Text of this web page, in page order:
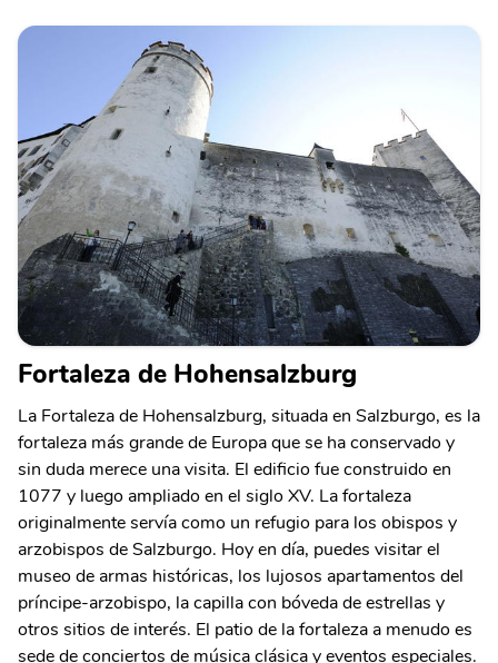
Fortaleza de Hohensalzburg
La Fortaleza de Hohensalzburg, situada en Salzburgo, es la
fortaleza más grande de Europa que se ha conservado y
sin duda merece una visita. El edificio fue construido en
1077 y luego ampliado en el siglo XV. La fortaleza
originalmente servía como un refugio para los obispos y
arzobispos de Salzburgo. Hoy en día, puedes visitar el
museo de armas históricas, los lujosos apartamentos del
príncipe-arzobispo, la capilla con bóveda de estrellas y
otros sitios de interés. El patio de la fortaleza a menudo es
sede de conciertos de música clásica y eventos especiales.